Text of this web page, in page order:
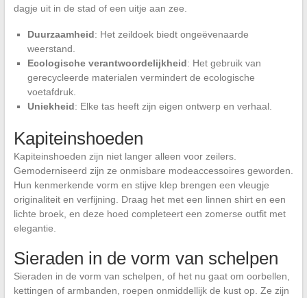
dagje uit in de stad of een uitje aan zee.
Duurzaamheid: Het zeildoek biedt ongeëvenaarde
weerstand.
Ecologische verantwoordelijkheid: Het gebruik van
gerecycleerde materialen vermindert de ecologische
voetafdruk.
Uniekheid: Elke tas heeft zijn eigen ontwerp en verhaal.
Kapiteinshoeden
Kapiteinshoeden zijn niet langer alleen voor zeilers.
Gemoderniseerd zijn ze onmisbare modeaccessoires geworden.
Hun kenmerkende vorm en stijve klep brengen een vleugje
originaliteit en verfijning. Draag het met een linnen shirt en een
lichte broek, en deze hoed completeert een zomerse outfit met
elegantie.
Sieraden in de vorm van schelpen
Sieraden in de vorm van schelpen, of het nu gaat om oorbellen,
kettingen of armbanden, roepen onmiddellijk de kust op. Ze zijn